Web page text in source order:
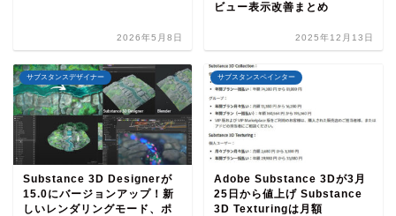
2026年5月8日
ビュー表示改善まとめ
2025年12月13日
サブスタンスデザイナー
Substance 3D Designerが
15.0にバージョンアップ！新
しいレンダリングモード、ポ
サブスタンスペインター
Adobe Substance 3Dが3月
25日から値上げ Substance
3D Texturingは月額